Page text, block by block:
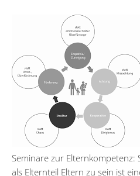
Seminare zur Elternkompetenz:
als Elternteil Eltern zu sein ist